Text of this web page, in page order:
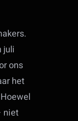
juli
ons
het
niet